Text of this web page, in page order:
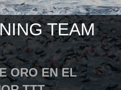
TEAM
ORO EN EL